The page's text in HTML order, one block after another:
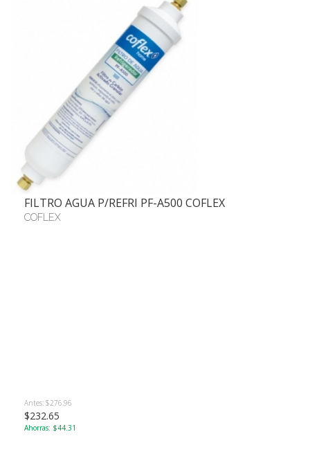
FILTRO AGUA P/REFRI PF-A500 COFLEX
COFLEX
Antes: $276.96
$232.65
Ahorras: $44.31